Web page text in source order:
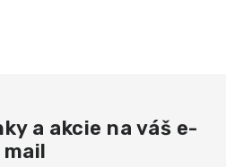
a akcie na váš e-
mail